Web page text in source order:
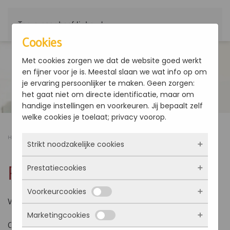
Terug naar hoofdinhoud
Home
PWNi - Ventilatoren
Ventilatoren
Centrifugaalventilatoren met dubbele aanzuiging gemaakt
Cookies
Met cookies zorgen we dat de website goed werkt
en fijner voor je is. Meestal slaan we wat info op om
je ervaring persoonlijker te maken. Geen zorgen:
het gaat niet om directe identificatie, maar om
handige instellingen en voorkeuren. Jij bepaalt zelf
welke cookies je toelaat; privacy voorop.
Strikt noodzakelijke cookies
Deze cookies zorgen ervoor dat de website
überhaupt werkt. Ze zijn dus altijd actief en
kunnen niet worden uitgezet. Meestal worden
ze alleen geplaatst als jij iets doet, zoals
inloggen, een formulier invullen of je
Prestatiecookies
Met deze cookies zien we hoe vaak onze site
bezocht wordt, waar bezoekers vandaan
komen en welke pagina’s populair zijn. Zo
Voorkeurcookies
Deze cookies onthouden jouw voorkeuren.
Marketingcookies